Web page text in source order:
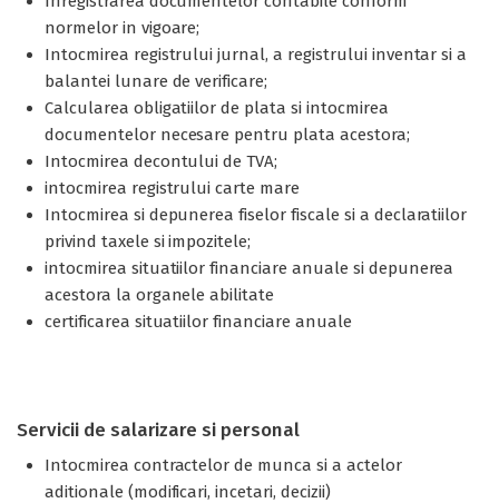
normelor in vigoare;
Intocmirea registrului jurnal, a registrului inventar si a
balantei lunare de verificare;
Calcularea obligatiilor de plata si intocmirea
documentelor necesare pentru plata acestora;
Intocmirea decontului de TVA;
intocmirea registrului carte mare
Intocmirea si depunerea fiselor fiscale si a declaratiilor
privind taxele si impozitele;
intocmirea situatiilor financiare anuale si depunerea
acestora la organele abilitate
certificarea situatiilor financiare anuale
Servicii de salarizare si personal
Intocmirea contractelor de munca si a actelor
aditionale (modificari, incetari, decizii)